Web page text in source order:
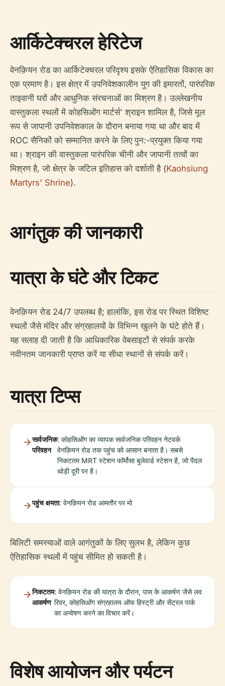
आर्किटेक्चरल हेरिटेज
वेनक़ियन रोड का आर्किटेक्चरल परिदृश्य इसके ऐतिहासिक विकास का
एक प्रमाण है। इस क्षेत्र में उपनिवेशकालीन युग की इमारतों, पारंपरिक
ताइवानी घरों और आधुनिक संरचनाओं का मिश्रण है। उल्लेखनीय
वास्तुकला स्थलों में काेहसिओंग मार्टर्स' श्राइन शामिल है, जिसे मूल
रूप से जापानी उपनिवेशकाल के दौरान बनाया गया था और बाद में
ROC सैनिकों को सम्मानित करने के लिए पुन:-प्रयुक्त किया गया
था। श्राइन की वास्तुकला पारंपरिक चीनी और जापानी तत्वों का
मिश्रण है, जो क्षेत्र के जटिल इतिहास को दर्शाती है (Kaohsiung
Martyrs' Shrine).
आगंतुक की जानकारी
यात्रा के घंटे और टिकट
वेनक़ियन रोड 24/7 उपलब्ध है; हालांकि, इस रोड पर स्थित विशिष्ट
स्थलों जैसे मंदिर और संग्रहालयों के विभिन्न खुलने के घंटे होते हैं।
यह सलाह दी जाती है कि आधिकारिक वेबसाइटों से संपर्क करके
नवीनतम जानकारी प्राप्त करें या सीधा स्थानों से संपर्क करें।
यात्रा टिप्स
सार्वजनिक
परिवहन
: काेहसिओंग का व्यापक सार्वजनिक परिवहन नेटवर्क
वेनक़ियन रोड तक पहुंच को आसान बनाता है। सबसे
निकटतम MRT स्टेशन फॉर्मोसा बुलेवार्ड स्टेशन है, जो पैदल
थोड़ी दूरी पर है।
पहुंच क्षमता: वेनक़ियन रोड आमतौर पर मो
बिलिटी समस्याओं वाले आगंतुकों के लिए सुलभ है, लेकिन कुछ
ऐतिहासिक स्थलों में पहुंच सीमित हो सकती है।
निकटतम
आकर्षण
: वेनक़ियन रोड की यात्रा के दौरान, पास के आकर्षण जैसे लव
रिवर, काेहसिओंग संग्रहालय ऑफ हिस्ट्री और सेंट्रल पार्क
का अन्वेषण करने का विचार करें।
विशेष आयोजन और पर्यटन